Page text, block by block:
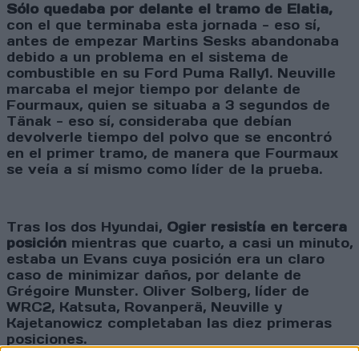
Sólo quedaba por delante el tramo de Elatia,
con el que terminaba esta jornada - eso sí,
antes de empezar Martins Sesks abandonaba
debido a un problema en el sistema de
combustible en su Ford Puma Rally1. Neuville
marcaba el mejor tiempo por delante de
Fourmaux, quien se situaba a 3 segundos de
Tänak - eso sí, consideraba que debían
devolverle tiempo del polvo que se encontró
en el primer tramo, de manera que Fourmaux
se veía a sí mismo como líder de la prueba.
Tras los dos Hyundai, Ogier resistía en tercera
posición mientras que cuarto, a casi un minuto,
estaba un Evans cuya posición era un claro
caso de minimizar daños, por delante de
Grégoire Munster. Oliver Solberg, líder de
WRC2, Katsuta, Rovanperä, Neuville y
Kajetanowicz completaban las diez primeras
posiciones.